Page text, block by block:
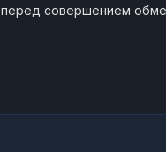
перед совершением